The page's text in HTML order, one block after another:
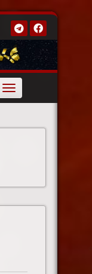
Toggle
navigation